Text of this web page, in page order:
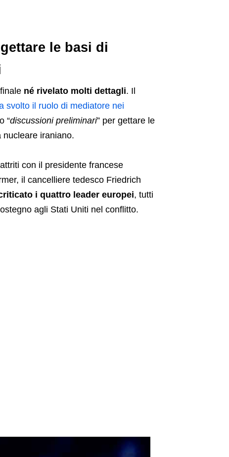
le basi di
né rivelato molti dettagli. Il
svolto il ruolo di mediatore nei
“discussioni preliminari” per gettare le
nucleare iraniano.
con il presidente francese
il cancelliere tedesco Friedrich
i quattro leader europei, tutti
agli Stati Uniti nel conflitto.